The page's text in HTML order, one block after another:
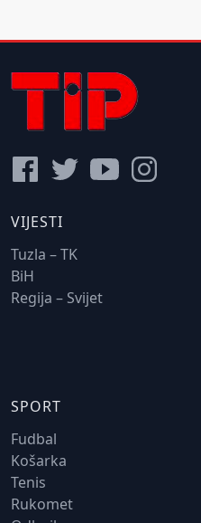
VIJESTI
Tuzla – TK
BiH
Regija – Svijet
SPORT
Fudbal
Košarka
Tenis
Rukomet